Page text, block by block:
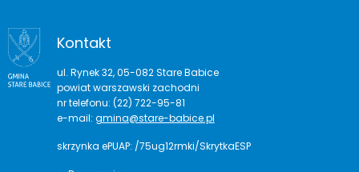
Kontakt
ul. Rynek 32, 05-082 Stare Babice
powiat warszawski zachodni
nr telefonu: (22) 722-95-81
e-mail: gmina@stare-babice.pl
skrzynka ePUAP: /75ug12rmki/SkrytkaESP